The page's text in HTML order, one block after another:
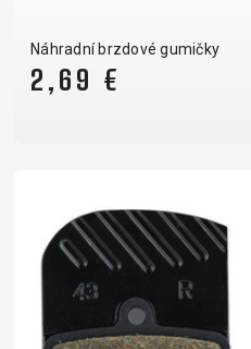
Náhradní brzdové gumičky
2,69 €